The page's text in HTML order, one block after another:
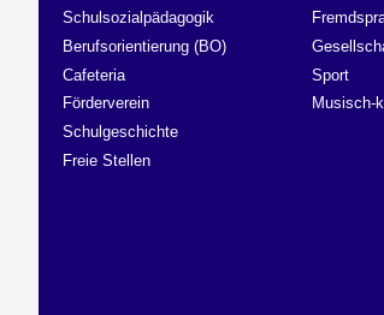
Schulsozialpädagogik
Berufsorientierung (BO)
Cafeteria
Förderverein
Schulgeschichte
Freie Stellen
Sport
Musisch-